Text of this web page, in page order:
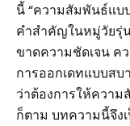
นี้ “ความสัมพันธ์แบ
คำสำคัญในหมู่วัยรุ่
ขาดความชัดเจน ค
การออกเดทแบบสบ
ว่าต้องการให้ควา
ก็ตาม บทความนี้จึง